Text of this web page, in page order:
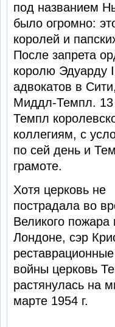
под названием
было огромно:
королей и
После запрета
королю Эдуарду
адвокатов в
Миддл-Темпл. 13
Темпл
коллегиям, с
по сей день и
гра­моте.
Хотя церковь не
пострадала во
Великого пожа­ра
Лондоне, сэр
войны церковь
растянулась на
марте 1954 г.